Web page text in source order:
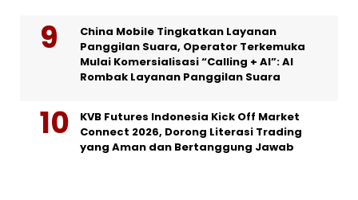
China Mobile Tingkatkan Layanan
Panggilan Suara, Operator Terkemuka
Mulai Komersialisasi “Calling + AI”: AI
Rombak Layanan Panggilan Suara
KVB Futures Indonesia Kick Off Market
Connect 2026, Dorong Literasi Trading
yang Aman dan Bertanggung Jawab